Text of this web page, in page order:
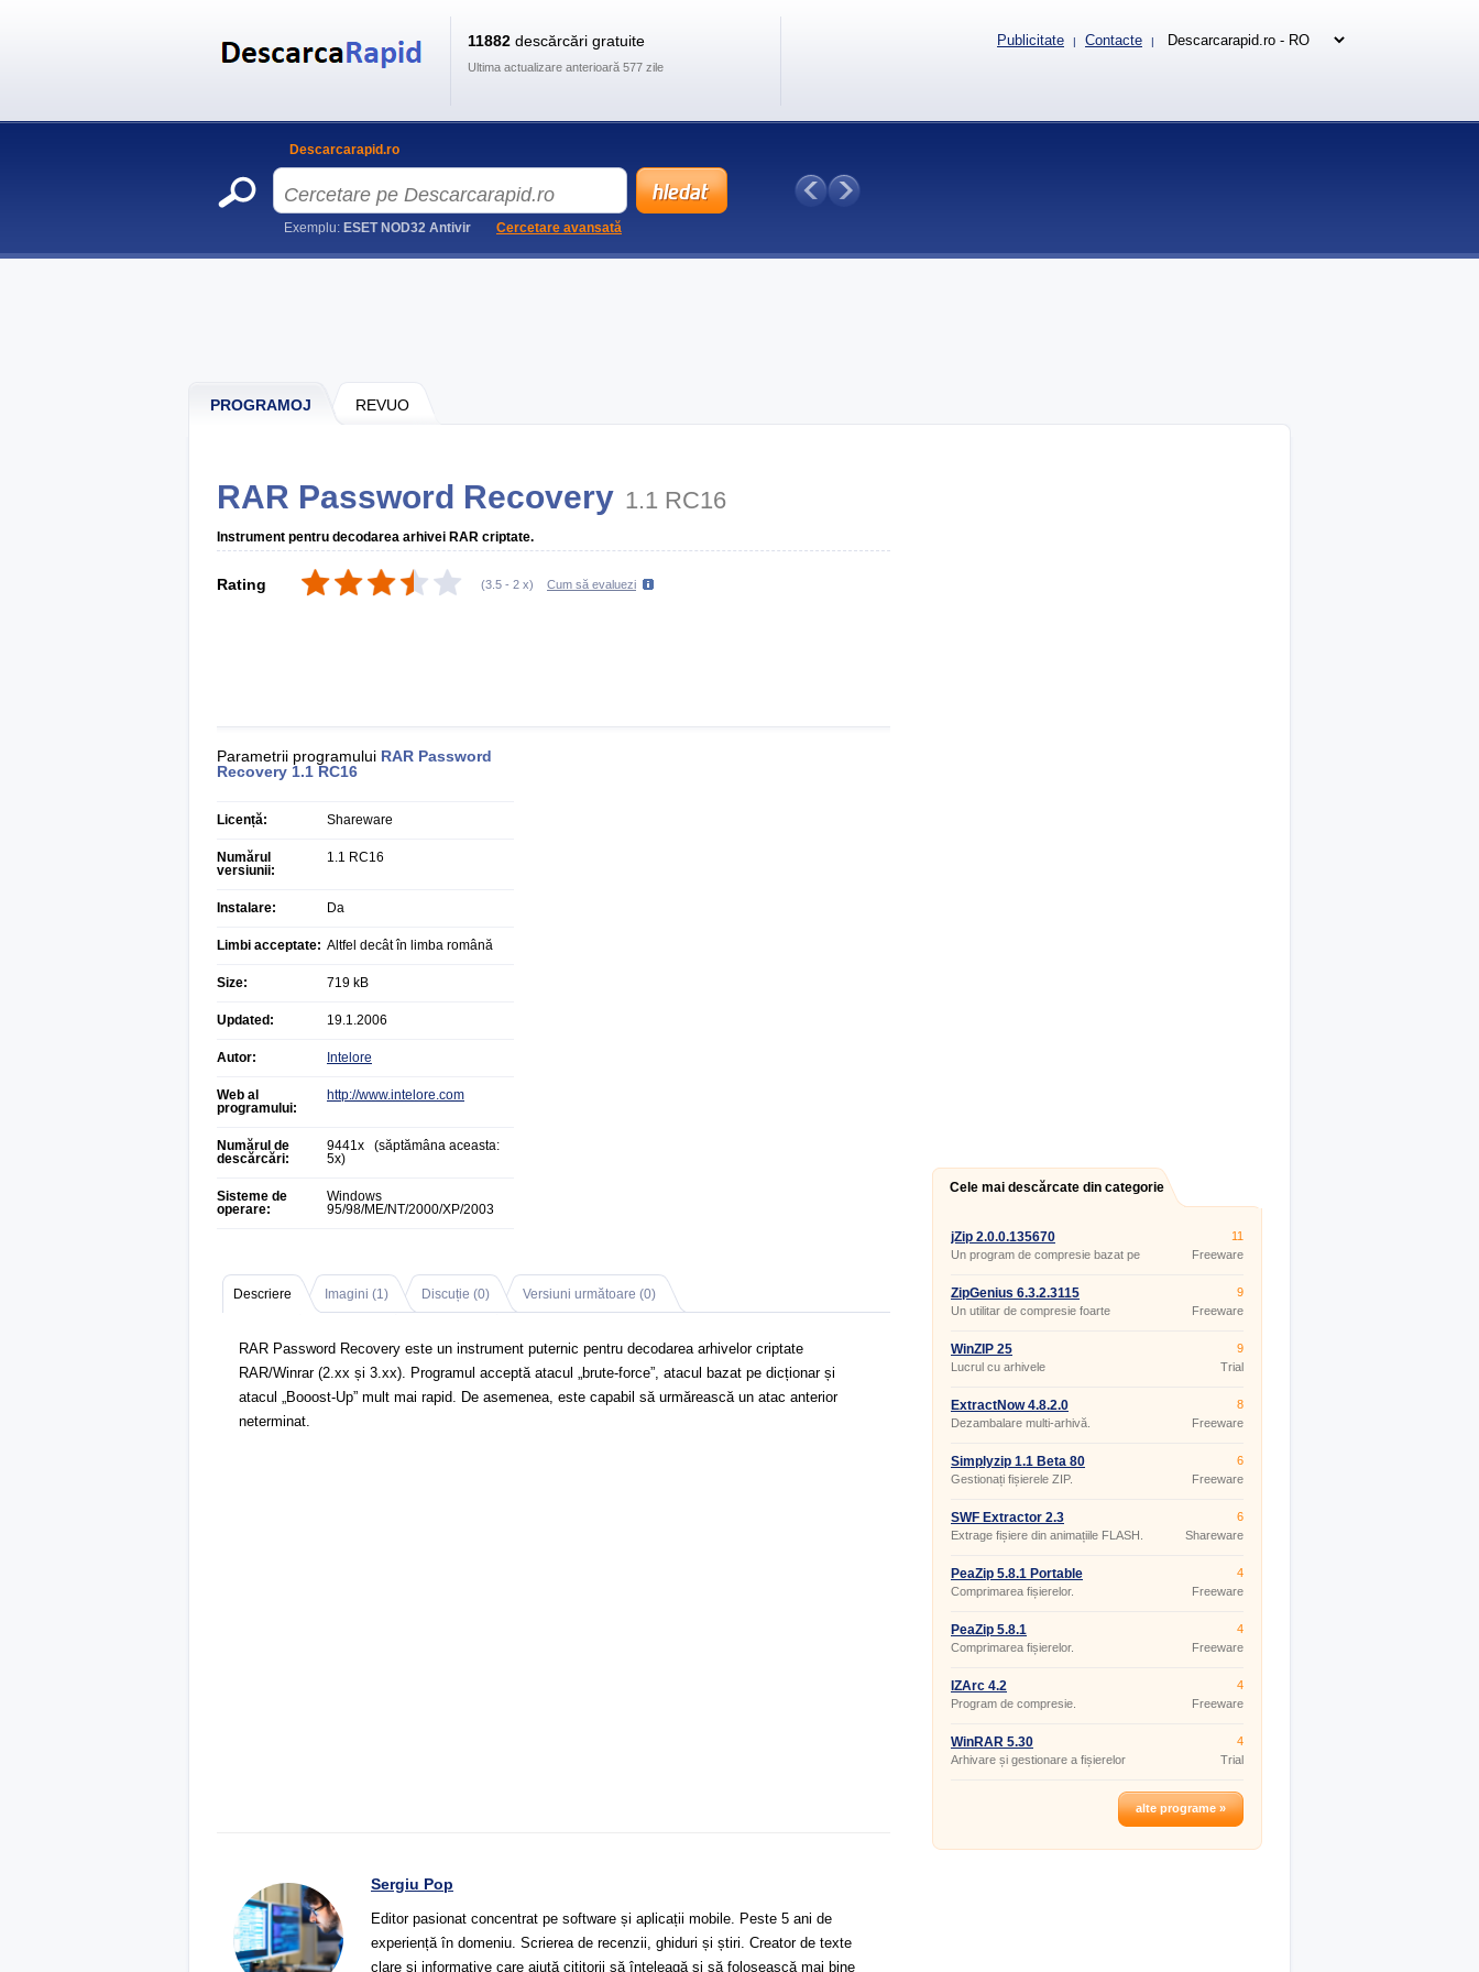
PROGRAMOJ REVUO
RAR Password Recovery 1.1 RC16
Instrument pentru decodarea arhivei RAR criptate.
Rating (3.5 - 2 x) Cum să evaluezi
Parametrii programului RAR Password
Recovery 1.1 RC16
Licență: Shareware
Numărul
versiunii:
1.1 RC16
Instalare: Da
Limbi acceptate: Altfel decât în limba română
Size: 719 kB
Updated: 19.1.2006
Autor: Intelore
Web al
programului:
http://www.intelore.com
Numărul de
descărcări:
9441x (săptămâna aceasta:
5x)
Sisteme de
operare:
Windows
95/98/ME/NT/2000/XP/2003
Descriere Imagini (1) Discuție (0) Versiuni următoare (0)
RAR Password Recovery este un instrument puternic pentru decodarea arhivelor criptate
RAR/Winrar (2.xx și 3.xx). Programul acceptă atacul „brute-force”, atacul bazat pe dicționar și
atacul „Booost-Up” mult mai rapid. De asemenea, este capabil să urmărească un atac anterior
neterminat.
Sergiu Pop
Editor pasionat concentrat pe software și aplicații mobile. Peste 5 ani de
experiență în domeniu. Scrierea de recenzii, ghiduri și știri. Creator de texte
clare și informative care ajută cititorii să înțeleagă și să folosească mai bine
Cele mai descărcate din categorie
jZip 2.0.0.135670
Un program de compresie bazat pe
11
Freeware
ZipGenius 6.3.2.3115
Un utilitar de compresie foarte
9
Freeware
WinZIP 25
Lucrul cu arhivele
9
Trial
ExtractNow 4.8.2.0
Dezambalare multi-arhivă.
8
Freeware
Simplyzip 1.1 Beta 80
Gestionați fișierele ZIP.
6
Freeware
SWF Extractor 2.3
Extrage fișiere din animațiile FLASH.
6
Shareware
PeaZip 5.8.1 Portable
Comprimarea fișierelor.
4
Freeware
PeaZip 5.8.1
Comprimarea fișierelor.
4
Freeware
IZArc 4.2
Program de compresie.
4
Freeware
WinRAR 5.30
Arhivare și gestionare a fișierelor
4
Trial
alte programe »
11882 descărcări gratuite
Ultima actualizare anterioară 577 zile
Publicitate | Contacte |
Descarcarapid.ro
Exemplu: ESET NOD32 Antivir Cercetare avansată